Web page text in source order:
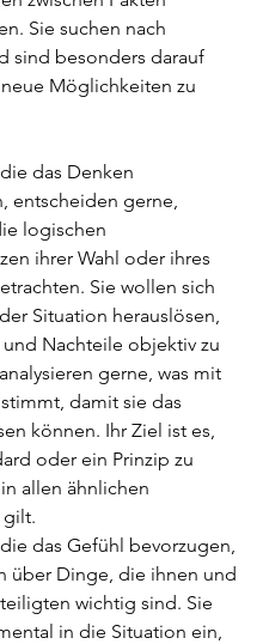
Sie suchen nach
sind besonders darauf
Möglichkeiten zu
das Denken
entscheiden gerne,
logischen
ihrer Wahl oder ihres
Sie wollen sich
Situation herauslösen,
und Nachteile objektiv zu
gerne, was mit
damit sie das
können. Ihr Ziel ist es,
oder ein Prinzip zu
allen ähnlichen
gilt.
das Gefühl bevorzugen,
über Dinge, die ihnen und
wichtig sind. Sie
in die Situation ein,